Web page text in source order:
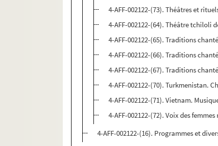
4-AFF-002122-(73). Théâtres et
4-AFF-002122-(64). Théâtre tchiloli
4-AFF-002122-(65). Traditions
4-AFF-002122-(66). Traditions
4-AFF-002122-(67). Traditions
4-AFF-002122-(70). Turkmenistan.
4-AFF-002122-(71). Vietnam.
4-AFF-002122-(72). Voix des femmes
4-AFF-002122-(16). Programmes et